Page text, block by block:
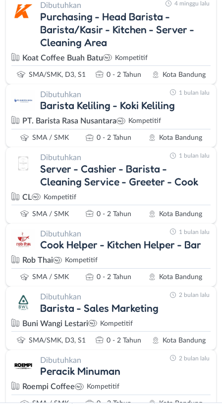
Dibutuhkan
Purchasing - Head Barista -
Barista/Kasir - Kitchen - Server -
Cleaning Area
Koat Coffee Buah Batu Kompetitif
SMA/SMK, D3, S1 0 - 2 Tahun Kota Bandung
4 minggu lalu
Dibutuhkan
Barista Keliling - Koki Keliling
PT. Barista Rasa Nusantara Kompetitif
SMA / SMK 0 - 2 Tahun Kota Bandung
1 bulan lalu
Dibutuhkan
Server - Cashier - Barista -
Cleaning Service - Greeter - Cook
CL Kompetitif
SMA / SMK 0 - 2 Tahun Kota Bandung
1 bulan lalu
Dibutuhkan
Cook Helper - Kitchen Helper - Bar
Rob Thai Kompetitif
SMA / SMK 0 - 2 Tahun Kota Bandung
1 bulan lalu
Dibutuhkan
Barista - Sales Marketing
Buni Wangi Lestari Kompetitif
SMA/SMK, D3, S1 0 - 2 Tahun Kota Bandung
2 bulan lalu
Dibutuhkan
Peracik Minuman
Roempi Coffee Kompetitif
2 bulan lalu